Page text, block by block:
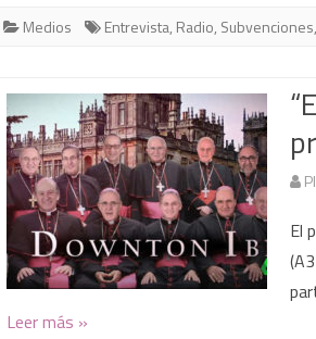
Medios Entrevista, Radio, Subvenciones,
El
Leer más »